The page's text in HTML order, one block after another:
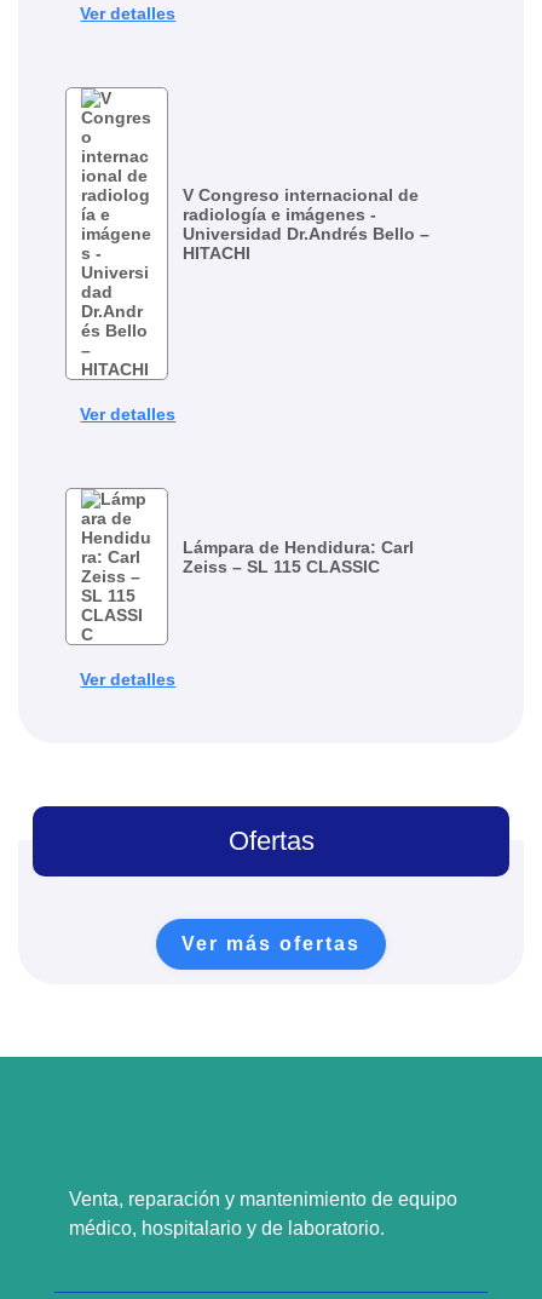
Ver detalles
V Congreso internacional de
radiología e imágenes -
Universidad Dr.Andrés Bello –
HITACHI
Ver detalles
Lámpara de Hendidura: Carl
Zeiss – SL 115 CLASSIC
Ver detalles
Ofertas
Ver más ofertas
Venta, reparación y mantenimiento de equipo
médico, hospitalario y de laboratorio.